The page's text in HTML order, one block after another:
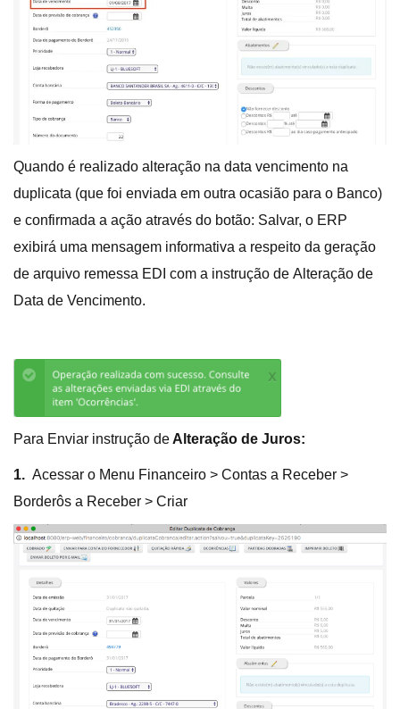
Quando é realizado alteração na data vencimento na
duplicata (que foi enviada em outra ocasião para o Banco)
e confirmada a ação através do botão: Salvar, o ERP
exibirá uma mensagem informativa a respeito da geração
de arquivo remessa EDI com a instrução de Alteração de
Data de Vencimento.
Para Enviar instrução de Alteração de Juros:
1. Acessar o Menu Financeiro > Contas a Receber >
Borderôs a Receber > Criar